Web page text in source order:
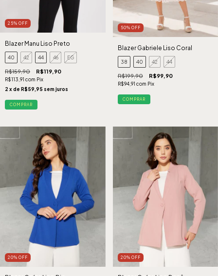
25% OFF
Blazer Manu Liso Preto
40 42 44 46 EG
R$159,90 R$119,90
R$113,91 com Pix
2 x de R$59,95 sem juros
COMPRAR
50% OFF
Blazer Gabriele Liso Coral
38 40 42 44
R$199,90 R$99,90
R$94,91 com Pix
COMPRAR
20% OFF 20% OFF